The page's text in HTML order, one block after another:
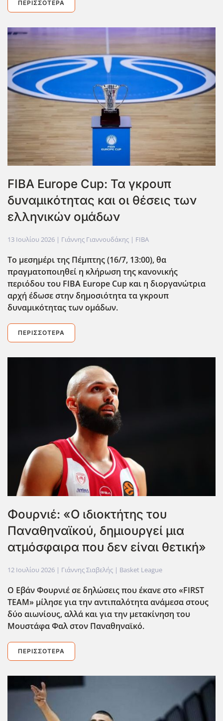
ΠΕΡΙΣΣΌΤΕΡΑ
FIBA Europe Cup: Τα γκρουπ
δυναμικότητας και οι θέσεις των
ελληνικών ομάδων
13 Ιουλίου 2026 | Γιάννης Γιαννουδάκης | FIBA
Το μεσημέρι της Πέμπτης (16/7, 13:00), θα
πραγματοποιηθεί η κλήρωση της κανονικής
περιόδου του FIBA Europe Cup και η διοργανώτρια
αρχή έδωσε στην δημοσιότητα τα γκρουπ
δυναμικότητας των ομάδων.
ΠΕΡΙΣΣΌΤΕΡΑ
Φουρνιέ: «Ο ιδιοκτήτης του
Παναθηναϊκού, δημιουργεί μια
ατμόσφαιρα που δεν είναι θετική»
12 Ιουλίου 2026 | Γιάννης Σιαβελής | Basket League
Ο Εβάν Φουρνιέ σε δηλώσεις που έκανε στο «FIRST
TEAM» μίλησε για την αντιπαλότητα ανάμεσα στους
δύο αιωνίους, αλλά και για την μετακίνηση του
Μουστάφα Φαλ στον Παναθηναϊκό.
ΠΕΡΙΣΣΌΤΕΡΑ